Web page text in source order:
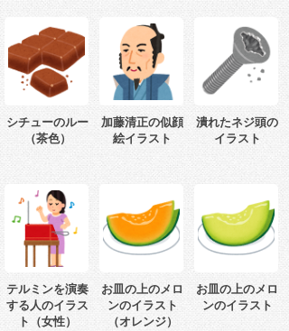
シチューのルー
（茶色）
加藤清正の似顔
絵イラスト
潰れたネジ頭の
イラスト
テルミンを演奏
する人のイラス
ト（女性）
お皿の上のメロ
ンのイラスト
（オレンジ）
お皿の上のメロ
ンのイラスト